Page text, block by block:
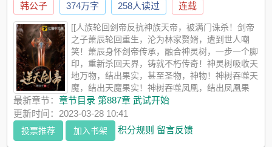
韩公子 374万字 258人读过 连载
[[人族轮回剑帝反抗神族天帝，被满门诛杀！剑帝
之子萧辰轮回重生，沦为林家赘婿，遭到世人嘲
笑！萧辰身怀剑帝传承，融合神灵树，一步一个脚
印，重新杀回天界，铸就不朽传奇！神灵树吸收天
地万物，结出果实，甚至圣物，神物！神树吞噬天
魔，结出天魔果实！神树吞噬凤凰，结出凤凰果
实！神树吞噬人王，结出王者果实！神树吞噬天神，结出神灵果
实！……
最新章节：章节目录 第887章 武试开始
更新时间：2023-03-28 10:41
投票推荐 加入书架 积分规则 留言反馈